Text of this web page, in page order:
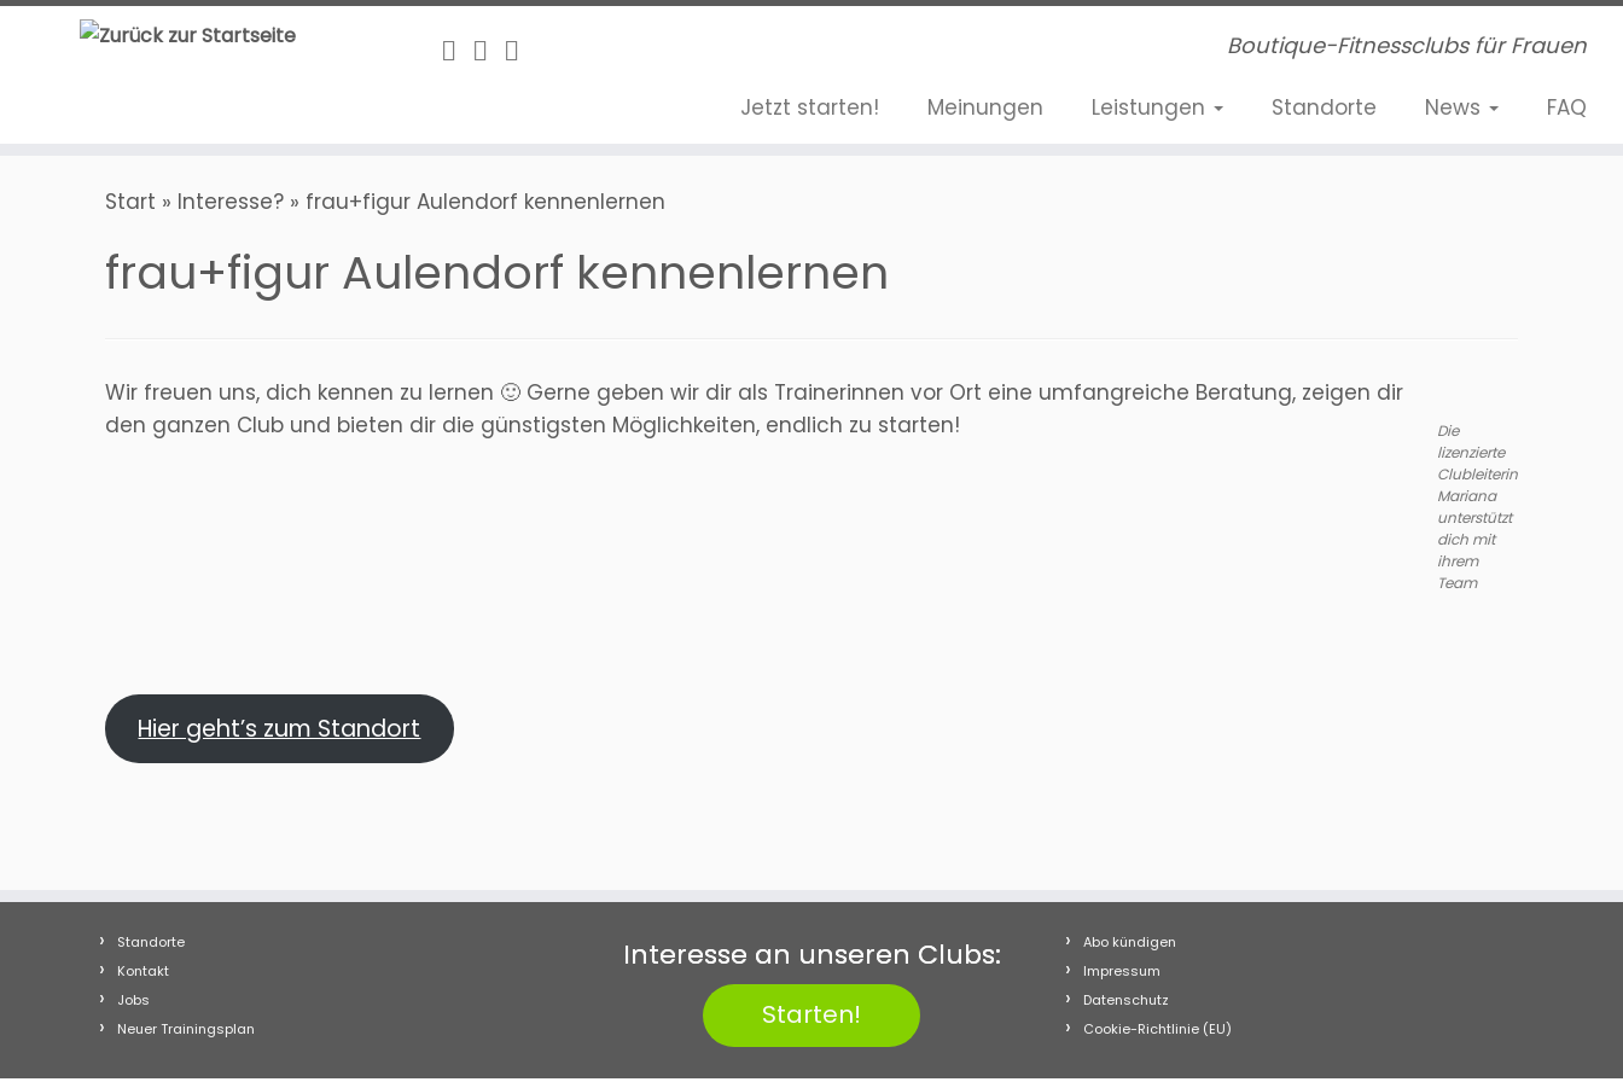
Zum
Boutique-Fitnessclubs für Frauen
Jetzt starten! Meinungen Leistungen Standorte News FAQ
Start » Interesse? » frau+figur Aulendorf kennenlernen
frau+figur Aulendorf kennenlernen
Die
lizenzierte
Clubleiterin
Mariana
unterstützt
dich mit
ihrem
Team
Wir freuen uns, dich kennen zu lernen 🙂 Gerne geben wir dir als Trainerinnen vor Ort eine umfangreiche Beratung, zeigen dir
den ganzen Club und bieten dir die günstigsten Möglichkeiten, endlich zu starten!
Hier geht’s zum Standort
Standorte
Kontakt
Jobs
Neuer Trainingsplan
Interesse an unseren Clubs:
Starten!
Abo kündigen
Impressum
Datenschutz
Cookie-Richtlinie (EU)